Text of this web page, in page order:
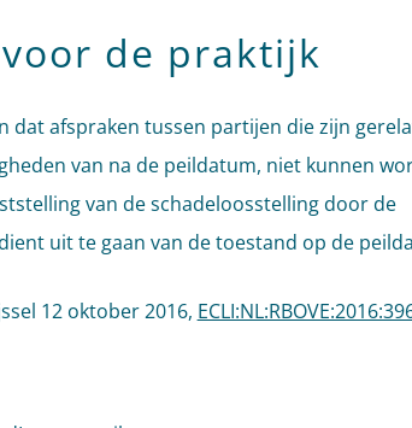
de praktijk
dat afspraken tussen partijen die zijn
van na de peildatum, niet kunnen
van de schadeloosstelling door de
uit te gaan van de toestand op de
12 oktober 2016,